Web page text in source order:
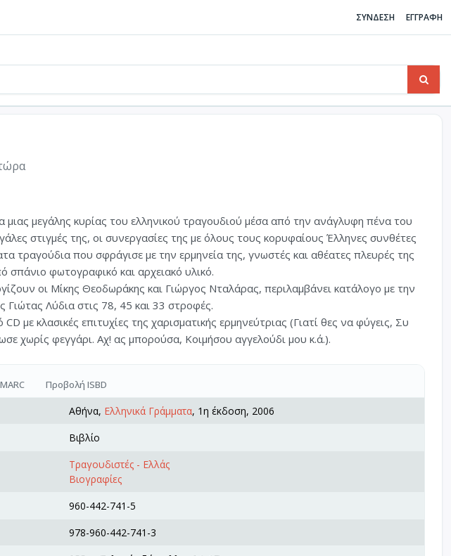
ΣΥΝΔΕΣΗ ΕΓΓΡΑΦΗ
μιας μεγάλης κυρίας του ελληνικού τραγουδιού μέσα από την ανάγλυφη πένα του
στιγμές της, οι συνεργασίες της με όλους τους κορυφαίους Έλληνες συνθέτες
τραγούδια που σφράγισε με την ερμηνεία της, γνωστές και αθέατες πλευρές της
σπάνιο φωτογραφικό και αρχειακό υλικό.
οι Μίκης Θεοδωράκης και Γιώργος Νταλάρας, περιλαμβάνει κατάλογο με την
Γιώτας Λύδια στις 78, 45 και 33 στροφές.
με κλασικές επιτυχίες της χαρισματικής ερμηνεύτριας (Γιατί θες να φύγεις, Συ
χωρίς φεγγάρι. Αχ! ας μπορούσα, Κοιμήσου αγγελούδι μου κ.ά.).
Προβολή ISBD
Αθήνα, Ελληνικά Γράμματα, 1η έκδοση, 2006
Βιβλίο
Τραγουδιστές - Ελλάς
Βιογραφίες
960-442-741-5
978-960-442-741-3